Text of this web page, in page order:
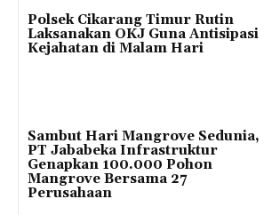
Polsek Cikarang Timur Rutin
Laksanakan OKJ Guna Antisipasi
Kejahatan di Malam Hari
Sambut Hari Mangrove Sedunia,
PT Jababeka Infrastruktur
Genapkan 100.000 Pohon
Mangrove Bersama 27
Perusahaan